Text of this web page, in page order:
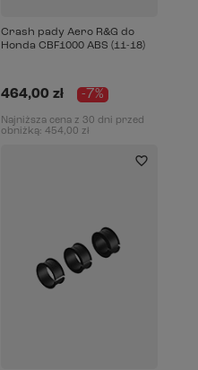
Crash pady Aero R&G do
Honda CBF1000 ABS (11-18)
464,00 zł -7%
Najniższa cena z 30 dni przed
obniżką: 454,00 zł